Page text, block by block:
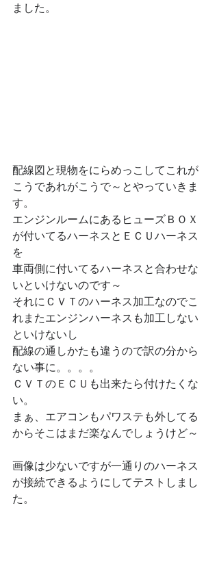
ました。
配線図と現物をにらめっこしてこれが
こうであれがこうで～とやっていきま
す。
エンジンルームにあるヒューズＢＯＸ
が付いてるハーネスとＥＣＵハーネス
を
車両側に付いてるハーネスと合わせな
いといけないのです～
それにＣＶＴのハーネス加工なのでこ
れまたエンジンハーネスも加工しない
といけないし
配線の通しかたも違うので訳の分から
ない事に。。。。
ＣＶＴのＥＣＵも出来たら付けたくな
い。
まぁ、エアコンもパワステも外してる
からそこはまだ楽なんでしょうけど～
画像は少ないですが一通りのハーネス
が接続できるようにしてテストしまし
た。